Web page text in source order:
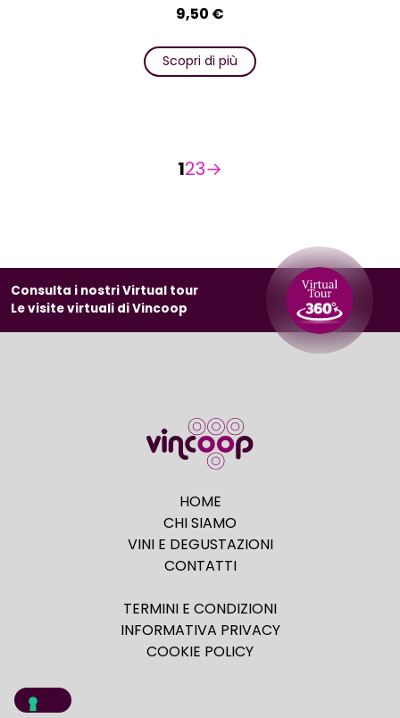
9,50 €
Scopri di più
123→
Consulta i nostri Virtual tour
Le visite virtuali di Vincoop
HOME
CHI SIAMO
VINI E DEGUSTAZIONI
CONTATTI
TERMINI E CONDIZIONI
INFORMATIVA PRIVACY
COOKIE POLICY